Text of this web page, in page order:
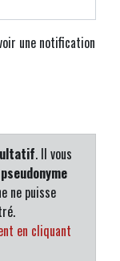
une notification
. Il vous
ne puisse
en cliquant